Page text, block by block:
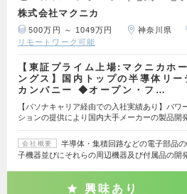
株式会社マクニカ
500万円 ～ 1049万円 神奈川県
リモートワーク可能
【東証プライム上場:マクニカホ
ングス】国内トップの半導体リー
カンパニー ◆オープン・フ…
【パソナキャリア経由での入社実績あり】パ
ションの提供により国内大手メーカーの製品開
会社概要
半導体・集積回路などの電子部品
子機器並びにそれらの周辺機器及び付属品の開
興味あり